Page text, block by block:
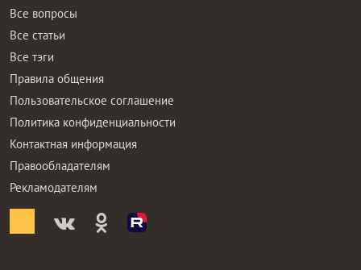
Все вопросы
Все статьи
Все тэги
Правила общения
Пользовательское соглашение
Политика конфиденциальности
Контактная информация
Правообладателям
Рекламодателям